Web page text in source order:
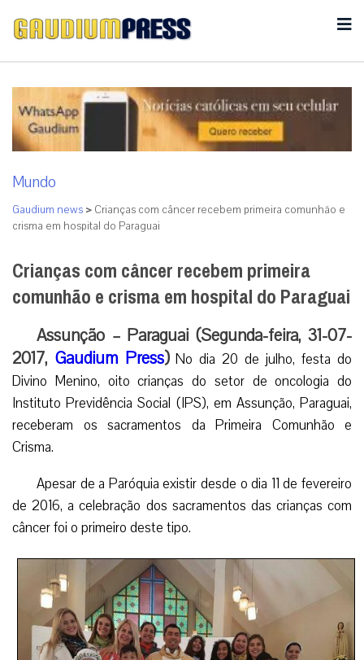
Mundo
Gaudium news > Crianças com câncer recebem primeira comunhão e
crisma em hospital do Paraguai
Crianças com câncer recebem primeira
comunhão e crisma em hospital do Paraguai
Assunção – Paraguai (Segunda-feira, 31-07-
2017, Gaudium Press)No dia 20 de julho, festa do
Divino Menino, oito crianças do setor de oncologia do
Instituto Previdência Social (IPS), em Assunção, Paraguai,
receberam os sacramentos da Primeira Comunhão e
Crisma.
Apesar de a Paróquia existir desde o dia 11 de fevereiro
de 2016, a celebração dos sacramentos das crianças com
câncer foi o primeiro deste tipo.